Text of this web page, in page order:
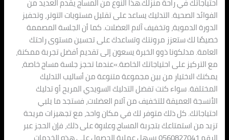
احتياجاتك في راحة منزلك.هذا النوع من المساج يقدم العديد من
الفوائد الصحية. التدليك يساعد على تقليل مستويات التوتر، وتحفيز
الدورة الدموية، وتخفيف آلام العضلات. كما أن الجلسة المصممة
خصيصًا لك ستعزز مرونتك وتساعدك على تحسين مستوى راحتك
العامة. مدلكونا ذوو الخبرة يسعون إلى تقديم أفضل تجربة ممكنة،
مع التركيز على احتياجاتك الخاصة.»عندما تحجز جلسة مساج خاصة،
يمكنك الاختيار من بين مجموعة متنوعة من أساليب التدليك
المختلفة. سواء كنت تفضل التدليك السويدي المريح أو تدليك
الأنسجة العميقة للتخفيف من آلام العضلات، فستجد ما يلبي
احتياجاتك. كل ذلك متوفر لك في مكان واحد، مع تجهيزات مريحة
تزيد من استمتاعك بتجربة المساج.وعلاوة على ذلك، فإن الحجز عبر